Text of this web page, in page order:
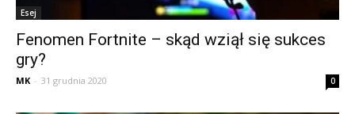
Esej
Fenomen Fortnite – skąd wziął się sukces
gry?
MK - 31 grudnia 2020 0